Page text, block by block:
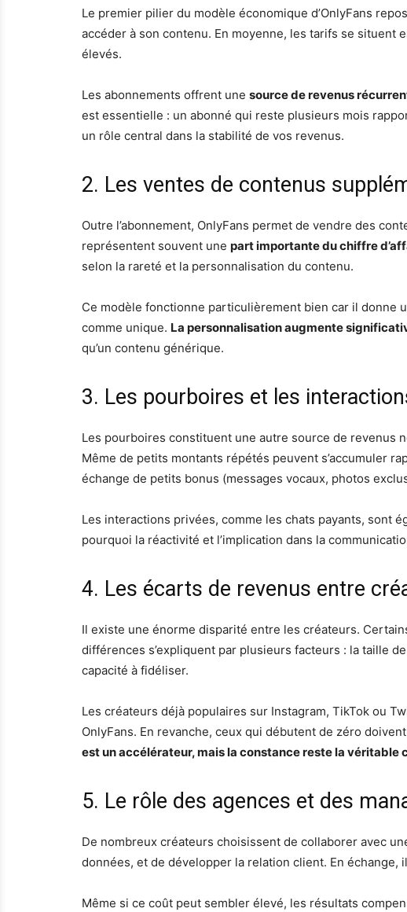
Le premier pilier du modèle économique d’OnlyFans
accéder à son contenu. En moyenne, les tarifs se situent
élevés.
Les abonnements offrent une source de revenus
est essentielle : un abonné qui reste plusieurs mois
un rôle central dans la stabilité de vos revenus.
2. Les ventes de contenus
Outre l’abonnement, OnlyFans permet de vendre des
représentent souvent une part importante du chiffre
selon la rareté et la personnalisation du contenu.
Ce modèle fonctionne particulièrement bien car il donne
comme unique. La personnalisation augmente
qu’un contenu générique.
3. Les pourboires et les
Les pourboires constituent une autre source de revenus
Même de petits montants répétés peuvent s’accumuler
échange de petits bonus (messages vocaux, photos
Les interactions privées, comme les chats payants, sont
pourquoi la réactivité et l’implication dans la
4. Les écarts de revenus entre
Il existe une énorme disparité entre les créateurs.
différences s’expliquent par plusieurs facteurs : la taille
capacité à fidéliser.
Les créateurs déjà populaires sur Instagram, TikTok ou
OnlyFans. En revanche, ceux qui débutent de zéro
est un accélérateur, mais la constance reste la véritable
5. Le rôle des agences et des
De nombreux créateurs choisissent de collaborer avec
données, et de développer la relation client. En
Même si ce coût peut sembler élevé, les résultats